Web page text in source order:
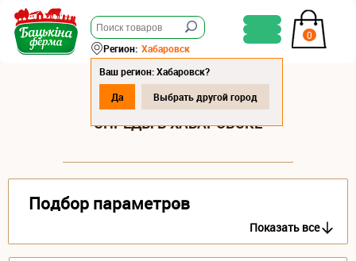
0
Регион: Хабаровск
Ваш регион: Хабаровск?
Да
Выбрать другой город
СПРЕДЫ В ХАБАРОВСКЕ
Подбор параметров
Показать все